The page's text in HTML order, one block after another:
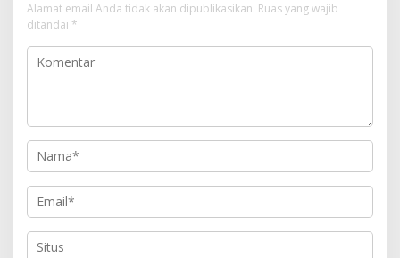
Alamat email Anda tidak akan dipublikasikan. Ruas yang wajib
ditandai *